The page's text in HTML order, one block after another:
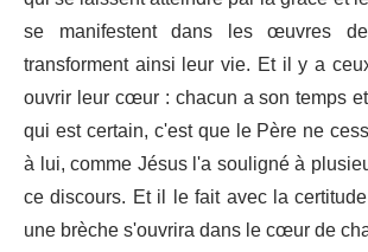
se manifestent dans les œuvres
transforment ainsi leur vie. Et il y a
ouvrir leur cœur : chacun a son temps
qui est certain, c'est que le Père ne
à lui, comme Jésus l'a souligné à
ce discours. Et il le fait avec la
une brèche s'ouvrira dans le cœur de